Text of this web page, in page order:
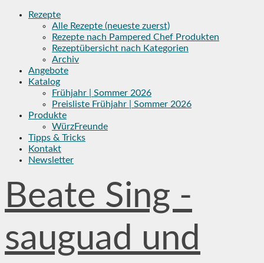
Skip
Rezepte
Alle Rezepte (neueste zuerst)
Rezepte nach Pampered Chef Produkten
Rezeptübersicht nach Kategorien
Archiv
Angebote
Katalog
Frühjahr | Sommer 2026
Preisliste Frühjahr | Sommer 2026
Produkte
WürzFreunde
Tipps & Tricks
Kontakt
Newsletter
Beate Sing -
sauguad und